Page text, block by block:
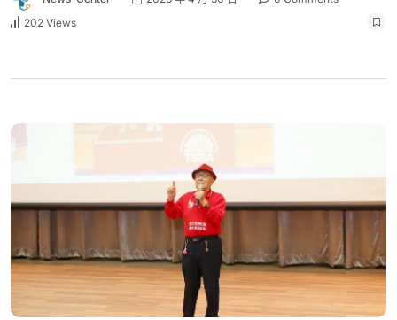
202 Views